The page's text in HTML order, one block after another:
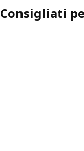
Consigliati